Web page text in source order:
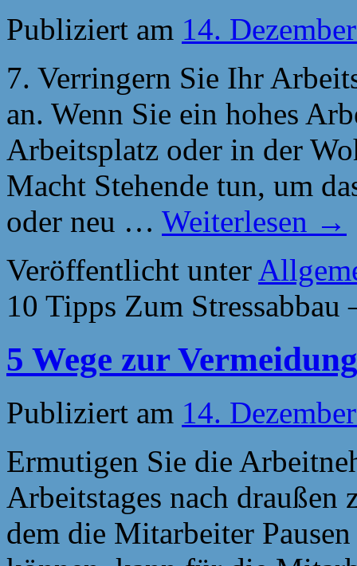
Publiziert am 14.
7. Verringern Sie Ihr
an. Wenn Sie ein hohes
Arbeitsplatz oder in der
Macht Stehende tun, um
oder neu … Weiterlesen →
Veröffentlicht unter
10 Tipps Zum Stressabbau
5 Wege zur
Publiziert am 14.
Ermutigen Sie die
Arbeitstages nach draußen
dem die Mitarbeiter